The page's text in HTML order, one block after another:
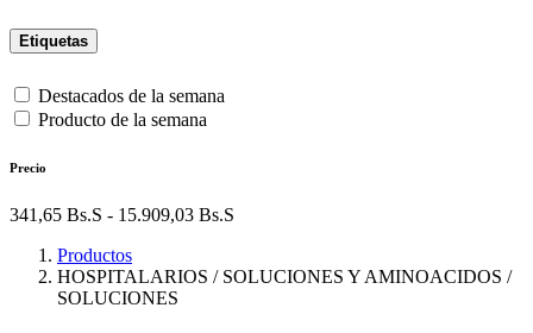
Etiquetas
Destacados de la semana
Producto de la semana
Precio
341,65 Bs.S - 15.909,03 Bs.S
Productos
HOSPITALARIOS / SOLUCIONES Y AMINOACIDOS /
SOLUCIONES